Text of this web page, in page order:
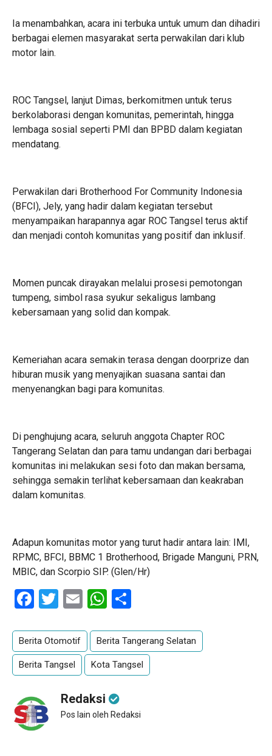
Ia menambahkan, acara ini terbuka untuk umum dan dihadiri
berbagai elemen masyarakat serta perwakilan dari klub
motor lain.
ROC Tangsel, lanjut Dimas, berkomitmen untuk terus
berkolaborasi dengan komunitas, pemerintah, hingga
lembaga sosial seperti PMI dan BPBD dalam kegiatan
mendatang.
Perwakilan dari Brotherhood For Community Indonesia
(BFCI), Jely, yang hadir dalam kegiatan tersebut
menyampaikan harapannya agar ROC Tangsel terus aktif
dan menjadi contoh komunitas yang positif dan inklusif.
Momen puncak dirayakan melalui prosesi pemotongan
tumpeng, simbol rasa syukur sekaligus lambang
kebersamaan yang solid dan kompak.
Kemeriahan acara semakin terasa dengan doorprize dan
hiburan musik yang menyajikan suasana santai dan
menyenangkan bagi para komunitas.
Di penghujung acara, seluruh anggota Chapter ROC
Tangerang Selatan dan para tamu undangan dari berbagai
komunitas ini melakukan sesi foto dan makan bersama,
sehingga semakin terlihat kebersamaan dan keakraban
dalam komunitas.
Adapun komunitas motor yang turut hadir antara lain: IMI,
RPMC, BFCI, BBMC 1 Brotherhood, Brigade Manguni, PRN,
MBIC, dan Scorpio SIP. (Glen/Hr)
Facebook
Twitter
EmailWhatsApp
Berita Otomotif Berita Tangerang Selatan
Berita Tangsel Kota Tangsel
Redaksi
Pos lain oleh Redaksi